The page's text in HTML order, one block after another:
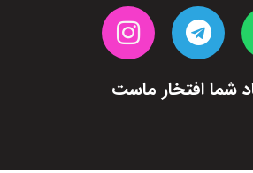
شما افتخار ماست